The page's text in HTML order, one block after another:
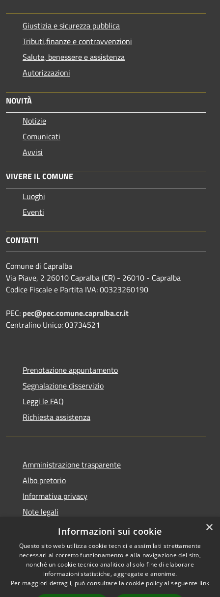
Giustizia e sicurezza pubblica
Tributi,finanze e contravvenzioni
Salute, benessere e assistenza
Autorizzazioni
NOVITÀ
Notizie
Comunicati
Avvisi
VIVERE IL COMUNE
Luoghi
Eventi
CONTATTI
Comune di Capralba
Via Piave, 2 26010 Capralba (CR) - 26010 - Capralba
Codice Fiscale e Partita IVA: 00323260190
PEC: pec@pec.comune.capralba.cr.it
Centralino Unico: 03734521
Prenotazione appuntamento
Segnalazione disservizio
Leggi le FAQ
Richiesta assistenza
Amministrazione trasparente
Albo pretorio
Informativa privacy
Note legali
Dichiarazione di accessibilità
Accessibilità
Copyright © 2026 • Comune di
Capralba • Powered by
×
Informazioni sui cookie
Questo sito web utilizza cookie tecnici e assimilati strettamente
necessari al corretto funzionamento e alla navigazione del sito,
nonché un cookie tecnico analitico al solo fine di elaborare
informazioni statistiche, aggregate e anonime.
Per maggiori dettagli, può consultare la cookie policy al seguente link